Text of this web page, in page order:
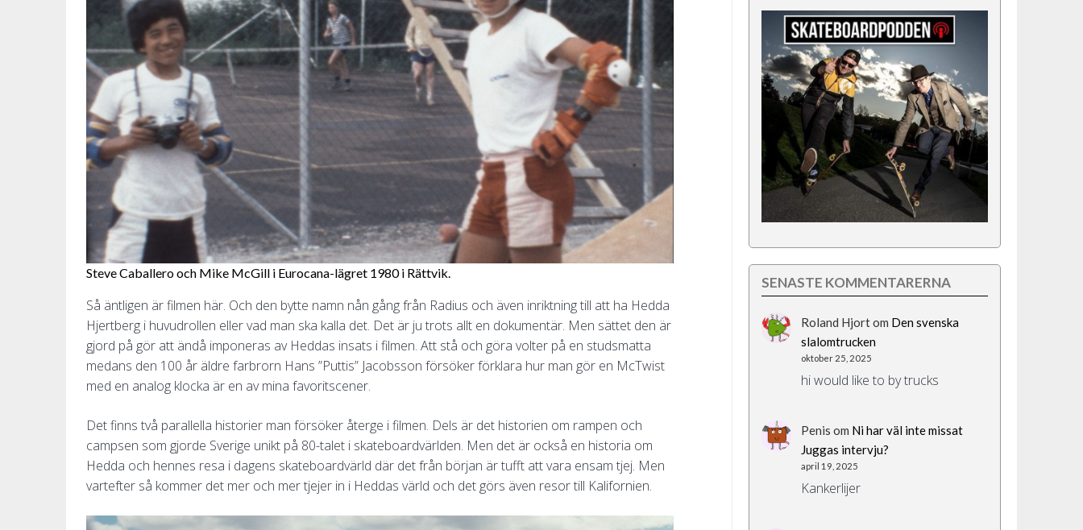
Steve Caballero och Mike McGill i Eurocana-lägret 1980 i Rättvik.
Så äntligen är filmen här. Och den bytte namn nån gång från Radius och även inriktning till att ha Hedda
Hjertberg i huvudrollen eller vad man ska kalla det. Det är ju trots allt en dokumentär. Men sättet den är
gjord på gör att ändå imponeras av Heddas insats i filmen. Att stå och göra volter på en studsmatta
medans den 100 år äldre farbrorn Hans ”Puttis” Jacobsson försöker förklara hur man gör en McTwist
med en analog klocka är en av mina favoritscener.
Det finns två parallella historier man försöker återge i filmen. Dels är det historien om rampen och
campsen som gjorde Sverige unikt på 80-talet i skateboardvärlden. Men det är också en historia om
Hedda och hennes resa i dagens skateboardvärld där det från början är tufft att vara ensam tjej. Men
vartefter så kommer det mer och mer tjejer in i Heddas värld och det görs även resor till Kalifornien.
SENASTE KOMMENTARERNA
Roland Hjortom Den svenska
slalomtrucken
oktober 25, 2025
hi would like to by trucks
Penis om Ni har väl inte missat
Juggas intervju?
april 19, 2025
Kankerlijer